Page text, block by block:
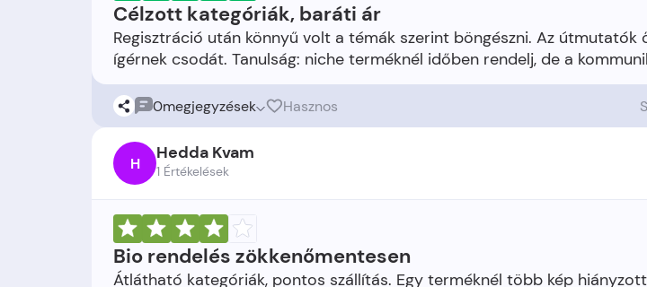
Célzott kategóriák, baráti ár
Regisztráció után könnyű volt a témák szerint böngészni. Az útmutatók
0megjegyzések Hasznos
H Hedda Kvam
1 Értékelések
Bio rendelés zökkenőmentesen
Átlátható kategóriák, pontos szállítás. Egy terméknél több kép